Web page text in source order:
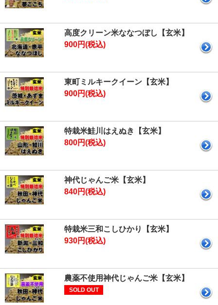
高度クリーン米ななつぼし【玄米】
900円(税込)
東町ミルキークイーン【玄米】
900円(税込)
特栽米鮭川はえぬき【玄米】
800円(税込)
神代じゃんご米【玄米】
840円(税込)
特栽米三和こしひかり【玄米】
930円(税込)
農薬不使用神代じゃんご米【玄米】
SOLD OUT